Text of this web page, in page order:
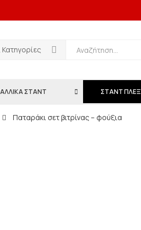
ΣΤΑΝΤ ΣΤΑΝΤ
Παταράκι σετ βιτρίνας – φούξια